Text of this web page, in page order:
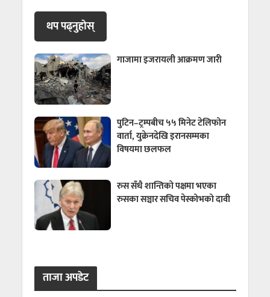
थप पढ्नुहाेस्
गाजामा इजरायली आक्रमण जारी
पुटिन–ट्रम्पबीच ५५ मिनेट टेलिफोन
वार्ता, युक्रेनदेखि इरानसम्मका
विषयमा छलफल
रुस सँधै शान्तिको पक्षमा भएका
रुसका सञ्चार सचिव पेस्कोभको दावी
ताजा अपडेट